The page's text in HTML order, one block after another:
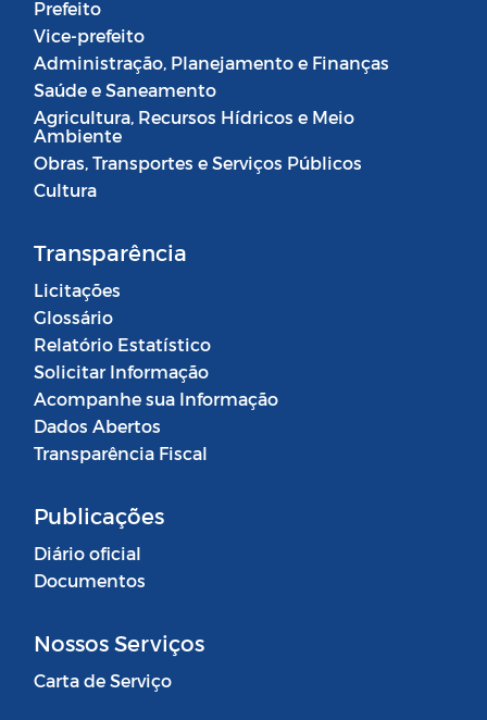
Prefeito
Vice-prefeito
Administração, Planejamento e Finanças
Saúde e Saneamento
Agricultura, Recursos Hídricos e Meio
Ambiente
Obras, Transportes e Serviços Públicos
Cultura
Transparência
Licitações
Glossário
Relatório Estatístico
Solicitar Informação
Acompanhe sua Informação
Dados Abertos
Transparência Fiscal
Publicações
Diário oficial
Documentos
Nossos Serviços
Carta de Serviço